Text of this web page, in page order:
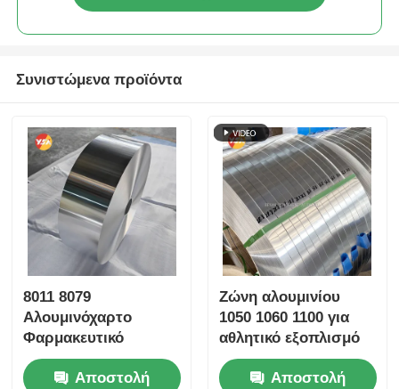
Συνιστώμενα προϊόντα
8011 8079
Αλουμινόχαρτο
Φαρμακευτικό
Αλουμινόχαρτο
Blister Υψηλής Dyne
Αποστολή
Ζώνη αλουμινίου
1050 1060 1100 για
αθλητικό εξοπλισμό
οικιακής συσκευής
Αποστολή